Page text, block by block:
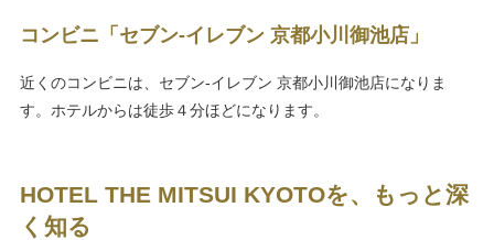
コンビニ「セブン-イレブン 京都小川御池店」
近くのコンビニは、セブン-イレブン 京都小川御池店になりま
す。ホテルからは徒歩４分ほどになります。
HOTEL THE MITSUI KYOTOを、もっと深
く知る